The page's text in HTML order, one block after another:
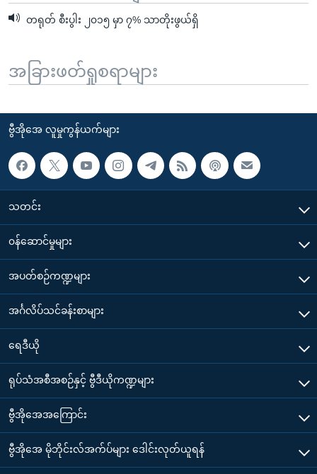
တရုတ် စီးပွါး ၂၀၁၅ မှာ ၇% သာတိုးဖွယ်ရှိ
အခြားဖတ်ရှုစရာများ
ဗွီအိုအေ လူမှုကွန်ယက်များ
သတင်း
၀န်ဆောင်မှုများ
အပတ်စဉ်ကဏ္ဍများ
အင်္ဂလိပ်သင်ခန်းစာများ
ရေဒီယို
ရုပ်သံအစီအစဉ်နှင့် ဗွီဒီယိုကဏ္ဍများ
ဗွီအိုအေအကြောင်း
ဗွီအိုအေ မိုဘိုင်းလ်အက်ပ်များ ဒေါင်းလုတ်ယူရန်